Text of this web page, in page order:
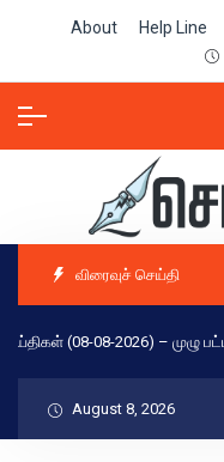
About Help Line
விரைவுச் செய்தி
(08-08-2026) – முழு பட்டியல்!
August 8, 2026